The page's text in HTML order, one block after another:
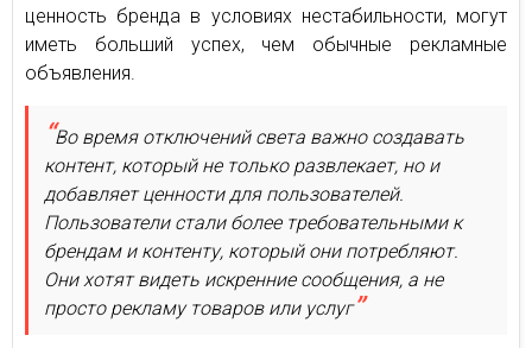
ценность бренда в условиях нестабильности, могут
иметь больший успех, чем обычные рекламные
объявления.
Во время отключений света важно создавать
контент, который не только развлекает, но и
добавляет ценности для пользователей.
Пользователи стали более требовательными к
брендам и контенту, который они потребляют.
Они хотят видеть искренние сообщения, а не
просто рекламу товаров или услуг